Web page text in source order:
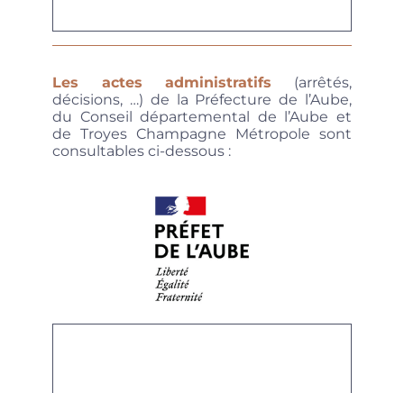
Les actes administratifs (arrêtés,
décisions, …) de la Préfecture de l’Aube,
du Conseil départemental de l’Aube et
de Troyes Champagne Métropole sont
consultables ci-dessous :